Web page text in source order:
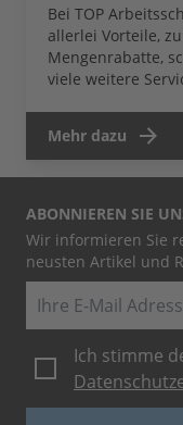
Bei TOP
allerlei Vorteile,
Mengenrabatte,
viele weitere
Mehr dazu
ABONNIEREN SIE
Wir informieren Sie
neusten Artikel und
E-Mail
Ich stimme